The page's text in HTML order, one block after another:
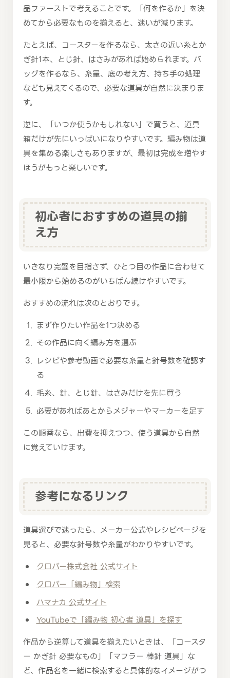
品ファーストで考えることです。「何を作るか」を決
めてから必要なものを揃えると、迷いが減ります。
たとえば、コースターを作るなら、太さの近い糸とか
ぎ針1本、とじ針、はさみがあれば始められます。バ
ッグを作るなら、糸量、底の考え方、持ち手の処理
なども見えてくるので、必要な道具が自然に決まりま
す。
逆に、「いつか使うかもしれない」で買うと、道具
箱だけが先にいっぱいになりやすいです。編み物は道
具を集める楽しさもありますが、最初は完成を増やす
ほうがもっと楽しいです。
初心者におすすめの道具の揃
え方
いきなり完璧を目指さず、ひとつ目の作品に合わせて
最小限から始めるのがいちばん続けやすいです。
おすすめの流れは次のとおりです。
まず作りたい作品を1つ決める
その作品に向く編み方を選ぶ
レシピや参考動画で必要な糸量と針号数を確認す
る
毛糸、針、とじ針、はさみだけを先に買う
必要があればあとからメジャーやマーカーを足す
この順番なら、出費を抑えつつ、使う道具から自然
に覚えていけます。
参考になるリンク
道具選びで迷ったら、メーカー公式やレシピページを
見ると、必要な針号数や糸量がわかりやすいです。
クロバー株式会社 公式サイト
クロバー「編み物」検索
ハマナカ 公式サイト
YouTubeで「編み物 初心者 道具」を探す
作品から逆算して道具を揃えたいときは、「コースタ
ー かぎ針 必要なもの」「マフラー 棒針 道具」な
ど、作品名を一緒に検索すると具体的なイメージがつ